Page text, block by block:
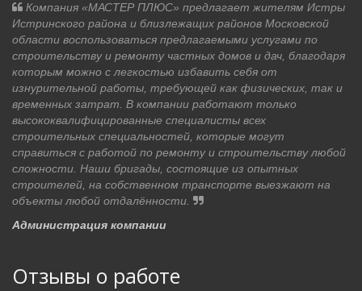
Компания «МАСТЕР ПЛЮС» предлагает жителям Истры
Истринского района и близлежащих районов Московской
области воспользоваться предлагаемыми услугами по
строительству и ремонту частных домов и дач, благодаря
которым можно с легкостью избавить себя от
изнурительной работы, требующей как физических, так и
временных затрат. В компании работают только
высококвалифицированные специалисты всех
строительных специальностей, которые могут
справиться с работой по ремонту и строительству любой
сложности. Наши бригады, состоящие из опытных
строителей, на собственном транспорте выезжают на
объекты любой отдалённости.
Администрация компании
Отзывы о работе